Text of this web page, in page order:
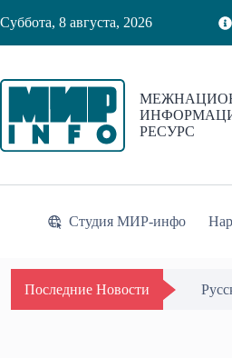
к
Суббота, 8 августа, 2026
РЕСУРС
Студия МИР-инфо
Последние Новости